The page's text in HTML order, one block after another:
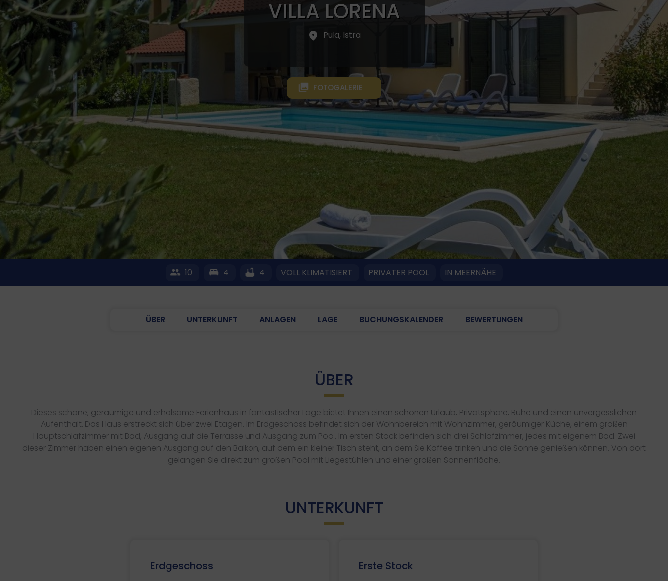
VILLA LORENA
Pula, Istra
FOTOGALERIE
10 4 4 VOLL KLIMATISIERT PRIVATER POOL IN MEERNÄHE
ÜBER UNTERKUNFT ANLAGEN LAGE BUCHUNGSKALENDER BEWERTUNGEN
ÜBER
Dieses schöne, geräumige und erholsame Ferienhaus in fantastischer Lage bietet Ihnen einen schönen Urlaub, Privatsphäre, Ruhe und einen unvergesslichen
Aufenthalt. Das Haus erstreckt sich über zwei Etagen. Im Erdgeschoss befindet sich der Wohnbereich mit Wohnzimmer, geräumiger Küche, einem großen
Hauptschlafzimmer mit Bad, Ausgang auf die Terrasse und Ausgang zum Pool. Im ersten Stock befinden sich drei Schlafzimmer, jedes mit eigenem Bad. Zwei
dieser Zimmer haben einen eigenen Ausgang auf den Balkon, auf dem ein kleiner Tisch steht, an dem Sie Kaffee trinken und die Sonne genießen können. Von dort
gelangen Sie direkt zum großen Pool mit Liegestühlen und einer großen Sonnenfläche.
UNTERKUNFT
Erdgeschoss Erste Stock